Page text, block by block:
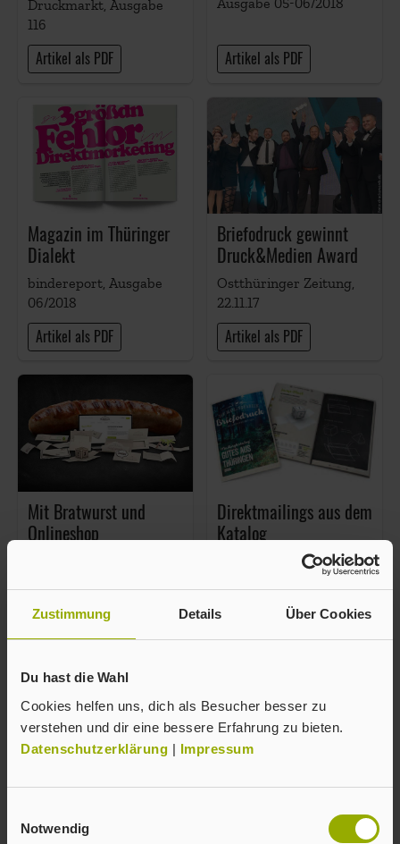
Zustimmung Details Über Cookies
Du hast die Wahl
Cookies helfen uns, dich als Besucher besser zu
verstehen und dir eine bessere Erfahrung zu bieten.
Datenschutzerklärung | Impressum
Notwendig
Druckmarkt, Ausgabe
116
Artikel als PDF
Ausgabe 05-06/2018
Artikel als PDF
Magazin im Thüringer
Dialekt
bindereport, Ausgabe
06/2018
Artikel als PDF
Briefodruck gewinnt
Druck&Medien Award
Ostthüringer Zeitung,
22.11.17
Artikel als PDF
Mit Bratwurst und
Onlineshop
Artikel als PDF
Direktmailings aus dem
Katalog
Deutscher Drucker,
Artikel als PDF
Dor kleene
Die Bördebehörde,
Thüringische
bindereport, Ausgabe